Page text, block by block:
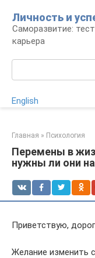
контенту
Личность и
Саморазвитие:
карьера
English
Главная » Психология
Перемены в
нужны ли они
Приветствую,
Желание изменить